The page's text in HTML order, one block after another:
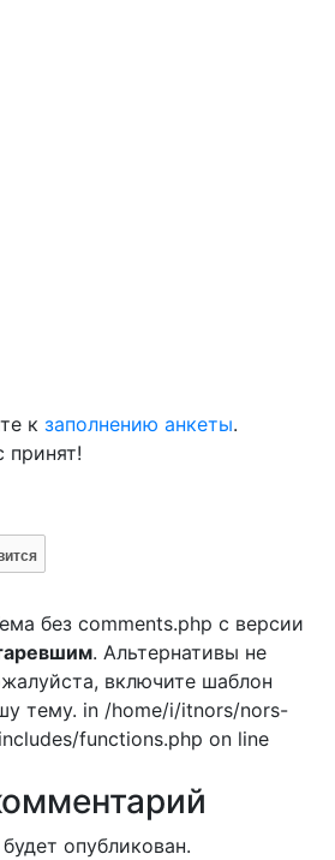
к заполнению анкеты.
принят!
без comments.php с версии
. Альтернативы не
включите шаблон
тему. in /home/i/itnors/nors-
functions.php on line
опубликован.